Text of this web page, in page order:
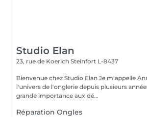
Studio Elan
23, rue de Koerich Steinfort L-8437
Bienvenue chez Studio Elan Je m'appelle Ana , passionnée par
l'univers de l'onglerie depuis plusieurs
grande importance aux dé...
Réparation Ongles